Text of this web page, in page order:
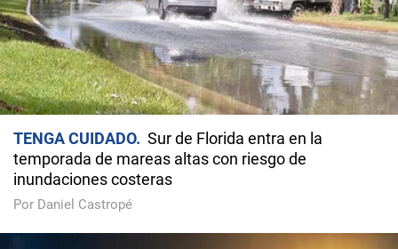
TENGA CUIDADO
Sur de Florida entra en la
temporada de mareas altas con riesgo de
inundaciones costeras
Por Daniel Castropé